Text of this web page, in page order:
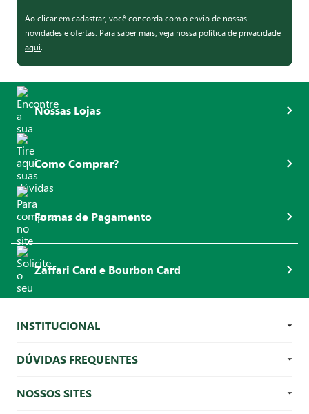
Ao clicar em cadastrar, você concorda com o envio de nossas
novidades e ofertas. Para saber mais, veja nossa política de privacidade
aqui.
Nossas Lojas
Como Comprar?
Formas de Pagamento
Zaffari Card e Bourbon Card
INSTITUCIONAL
DÚVIDAS FREQUENTES
NOSSOS SITES